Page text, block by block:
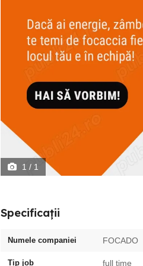
1 / 1
Specificații
Numele companiei FOCADO
Tip job full time